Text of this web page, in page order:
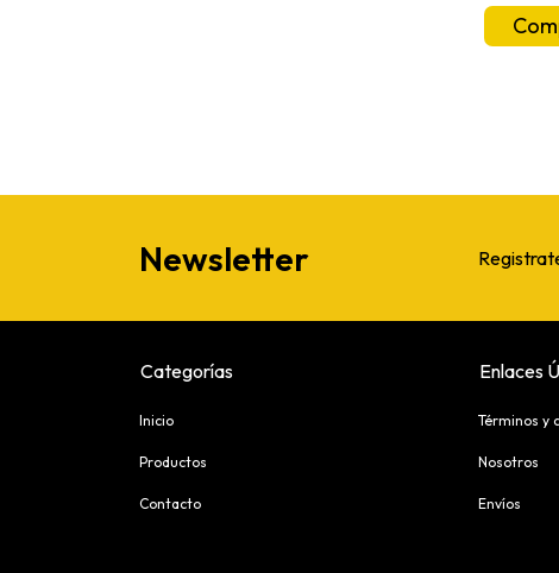
Newsletter
Categorías
Inicio
Productos
Contacto
Enlaces
Términos y
Nosotros
Envíos